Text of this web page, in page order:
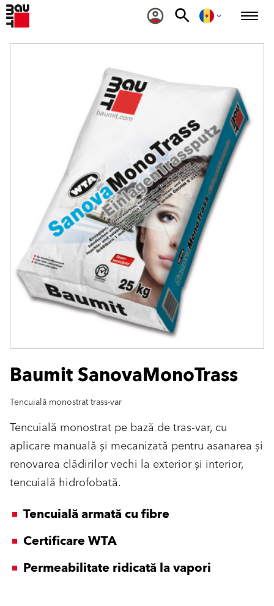
Baumit SanovaMonoTrass
Tencuială monostrat trass-var
Tencuială monostrat pe bază de tras-var, cu
aplicare manuală şi mecanizată pentru asanarea şi
renovarea clădirilor vechi la exterior şi interior,
tencuială hidrofobată.
Tencuială armată cu fibre
Certificare WTA
Permeabilitate ridicată la vapori